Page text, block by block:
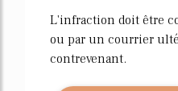
L'infraction doit être
ou par un courrier
contrevenant.